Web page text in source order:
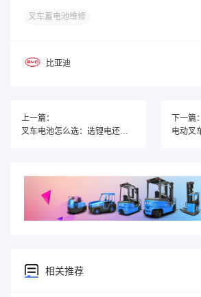
叉车蓄电池维修
比亚迪
上一篇：
叉车电池怎么选：选锂电还是铅酸？带您一起分析！
下一篇：
相关推荐